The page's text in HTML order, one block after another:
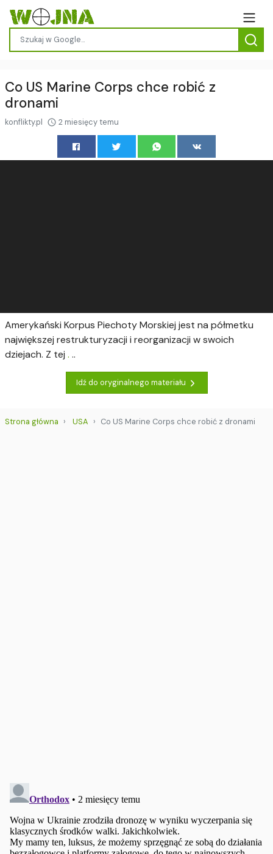
Co US Marine Corps chce robić z
dronami
konflikty.pl 2 miesięcy temu
Amerykański Korpus Piechoty Morskiej jest na półmetku
największej restruktu­ry­za­cji i reor­ga­ni­za­cji w swoich
dziejach. Z tej . ..
Idź do oryginalnego materiału
Strona główna USA Co US Marine Corps chce robić z dronami